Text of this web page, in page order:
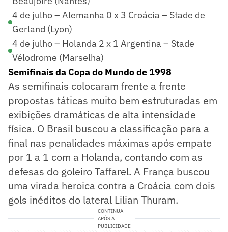
4 de julho – Alemanha 0 x 3 Croácia – Stade de
Gerland (Lyon)
4 de julho – Holanda 2 x 1 Argentina – Stade
Vélodrome (Marselha)
Semifinais da Copa do Mundo de 1998
As semifinais colocaram frente a frente
propostas táticas muito bem estruturadas em
exibições dramáticas de alta intensidade
física. O Brasil buscou a classificação para a
final nas penalidades máximas após empate
por 1 a 1 com a Holanda, contando com as
defesas do goleiro Taffarel. A França buscou
uma virada heroica contra a Croácia com dois
gols inéditos do lateral Lilian Thuram.
CONTINUA
APÓS A
PUBLICIDADE